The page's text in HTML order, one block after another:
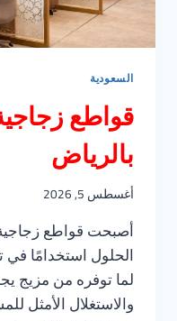
السعودية
قواطع
بالرياض
أغسطس 5, 2026
أصبحت قواطع
الحلول استخدامًا في
لما توفره من مزيج
والاستغلال الأمثل